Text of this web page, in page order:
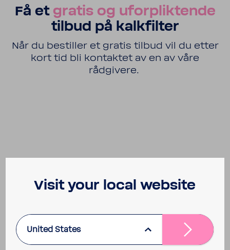
Få et gratis og uforpliktende
tilbud på kalkfilter
Når du bestiller et gratis tilbud vil du etter
kort tid bli kontaktet av en av våre
rådgivere.
Visit your local website
United States